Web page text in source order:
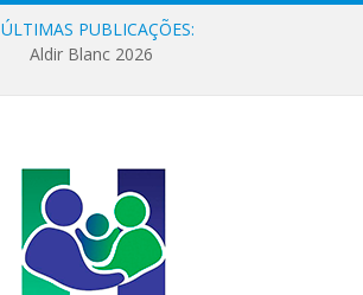
ÚLTIMAS PUBLICAÇÕES:
Aldir Blanc 2026